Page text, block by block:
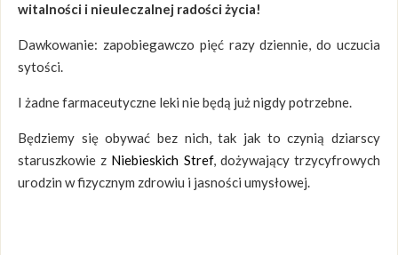
witalności i nieuleczalnej radości życia!
Dawkowanie: zapobiegawczo pięć razy dziennie, do uczucia
sytości.
I żadne farmaceutyczne leki nie będą już nigdy potrzebne.
Będziemy się obywać bez nich, tak jak to czynią dziarscy
staruszkowie z Niebieskich Stref, dożywający trzycyfrowych
urodzin w fizycznym zdrowiu i jasności umysłowej.